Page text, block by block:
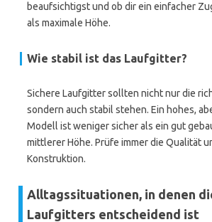
beaufsichtigst und ob dir ein einfacher
als maximale Höhe.
Wie stabil ist das Laufgitter?
Sichere Laufgitter sollten nicht nur die
sondern auch stabil stehen. Ein hohes,
Modell ist weniger sicher als ein gut
mittlerer Höhe. Prüfe immer die Qualität
Konstruktion.
Alltagssituationen, in denen
Laufgitters entscheidend ist